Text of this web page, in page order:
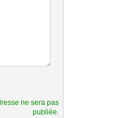
ne sera pas
publiée.